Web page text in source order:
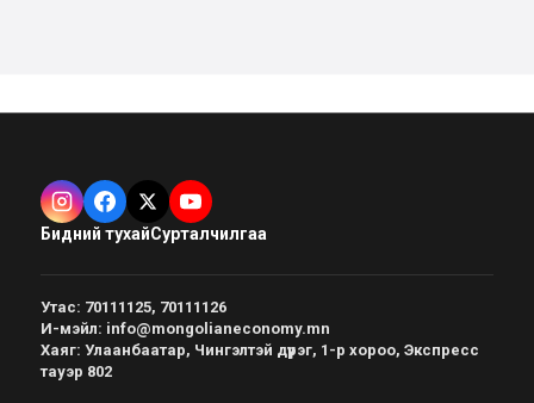
Бидний тухайСурталчилгаа
Утас: 70111125, 70111126
И-мэйл: info@mongolianeconomy.mn
Хаяг: Улаанбаатар, Чингэлтэй дүүрэг, 1-р хороо, Экспресс
тауэр 802